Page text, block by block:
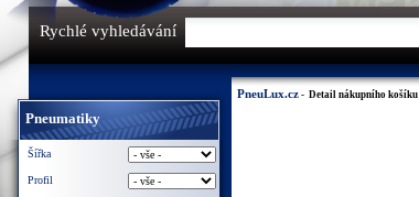
Rychlé vyhledávání
Pneumatiky
Šířka
Profil
PneuLux.cz - Detail nákupního košíku